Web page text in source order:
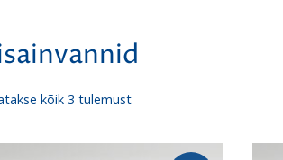
kõik 3 tulemustSorditud